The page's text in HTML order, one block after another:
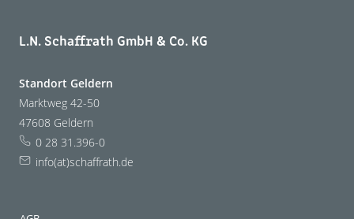
L.N. Schaffrath GmbH & Co. KG
Standort Geldern
Marktweg 42-50
47608 Geldern
0 28 31.396-0
info(at)schaffrath.de